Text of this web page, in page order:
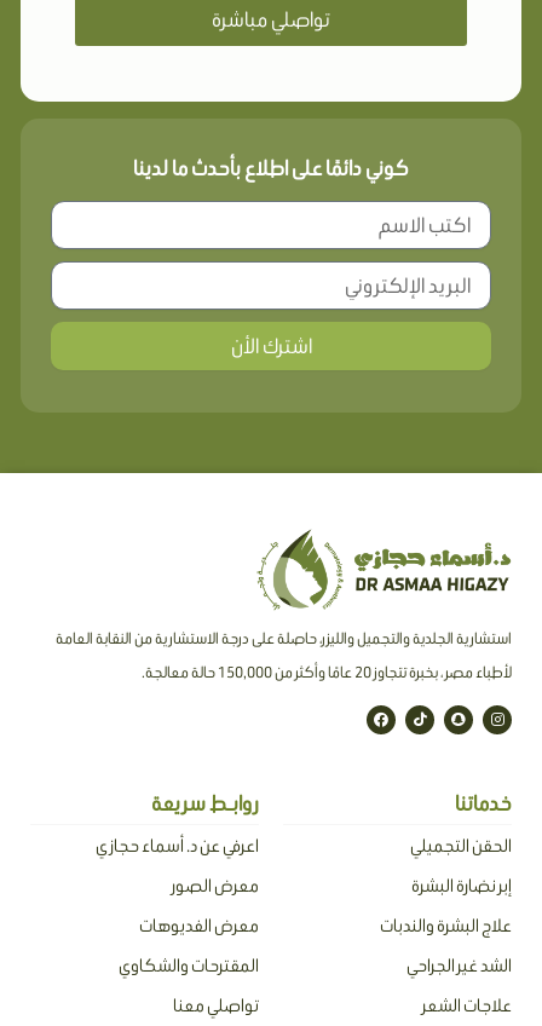
تواصلي مباشرة
كوني دائمًا على اطلاع بأحدث ما لدينا
اشترك الأن
استشارية الجلدية والتجميل والليزر، حاصلة على درجة الاستشارية من النقابة العامة
لأطباء مصر ، بخبرة تتجاوز 20 عامًا وأكثر من 150,000 حالة معالجة.
I
n
s
a
S
n
a
a
t
T
i
k
F
a
c
خدماتنا
الحقن التجميلي
إبر نضارة البشرة
علاج البشرة والندبات
الشد غير الجراحي
علاجات الشعر
روابـط سريعة
اعرفي عن د. أسماء حجازي
معرض الصور
معرض الفديوهات
المقترحات والشكاوي
تواصلي معنا